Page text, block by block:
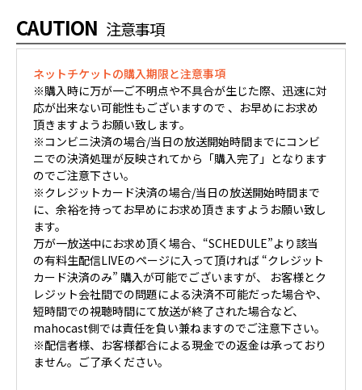
CAUTION 注意事項
ネットチケットの購入期限と注意事項
※購入時に万が一ご不明点や不具合が生じた際、迅速に対
応が出来ない可能性もございますので 、お早めにお求め
頂きますようお願い致します。
※コンビニ決済の場合/当日の放送開始時間までにコンビ
ニでの決済処理が反映されてから「購入完了」となります
のでご注意下さい。
※クレジットカード決済の場合/当日の放送開始時間まで
に、余裕を持ってお早めにお求め頂きますようお願い致し
ます。
万が一放送中にお求め頂く場合、“SCHEDULE”より該当
の有料生配信LIVEのページに入って頂ければ “クレジット
カード決済のみ” 購入が可能でございますが、 お客様とク
レジット会社間での問題による決済不可能だった場合や、
短時間での視聴時間にて放送が終了された場合など、
mahocast側では責任を負い兼ねますのでご注意下さい。
※配信者様、お客様都合による現金での返金は承っており
ません。ご了承ください。